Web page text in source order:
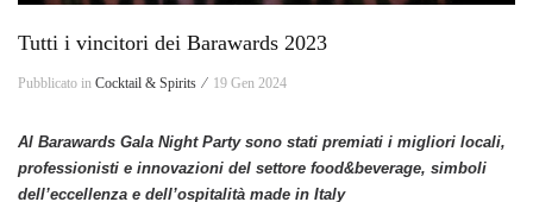
Tutti i vincitori dei Barawards 2023
Pubblicato in Cocktail & Spirits ⁄ 19 Gen 2024
Al Barawards Gala Night Party sono stati premiati i migliori locali,
professionisti e innovazioni del settore food&beverage, simboli
dell’eccellenza e dell’ospitalità made in Italy